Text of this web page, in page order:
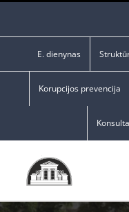
E. dienynas
Korupcijos prevencija